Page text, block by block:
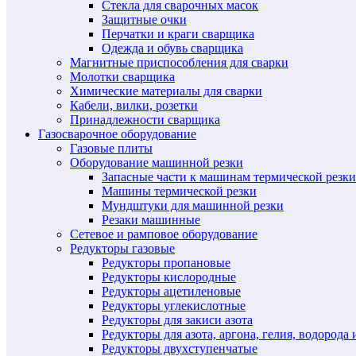
Стекла для сварочных масок
Защитные очки
Перчатки и краги сварщика
Одежда и обувь сварщика
Магнитные приспособления для сварки
Молотки сварщика
Химические материалы для сварки
Кабели, вилки, розетки
Принадлежности сварщика
Газосварочное оборудование
Газовые плиты
Оборудование машинной резки
Запасные части к машинам термической резки
Машины термической резки
Мундштуки для машинной резки
Резаки машинные
Сетевое и рамповое оборудование
Редукторы газовые
Редукторы пропановые
Редукторы кислородные
Редукторы ацетиленовые
Редукторы углекислотные
Редукторы для закиси азота
Редукторы для азота, аргона, гелия, водорода
Редукторы двухступенчатые